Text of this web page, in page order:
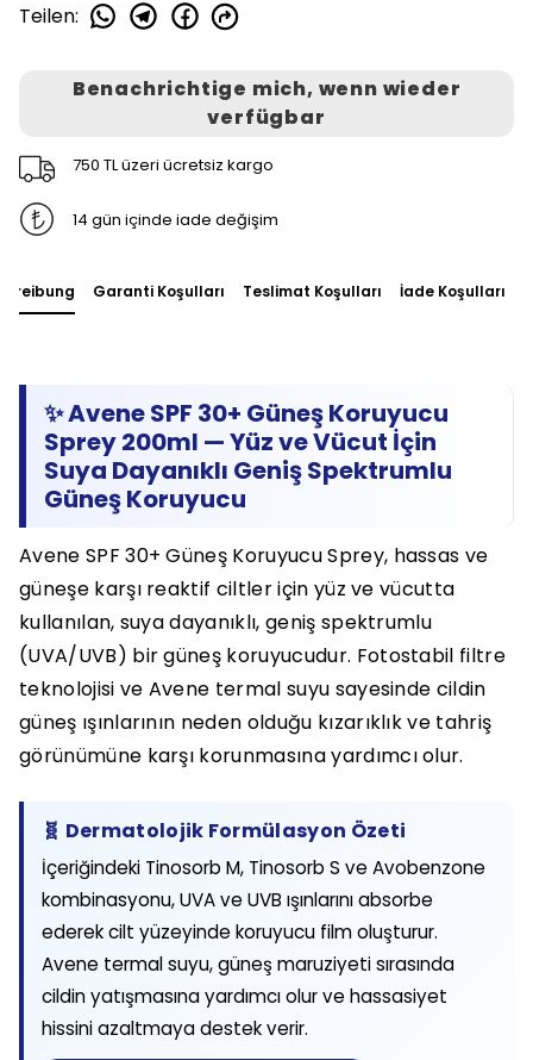
Teilen:
Benachrichtige mich, wenn wieder
verfügbar
750 TL üzeri ücretsiz kargo
14 gün içinde iade değişim
Garanti Koşulları Teslimat Koşulları İade Koşulları
✨ Avene SPF 30+ Güneş Koruyucu
Sprey 200ml — Yüz ve Vücut İçin
Suya Dayanıklı Geniş Spektrumlu
Güneş Koruyucu
Avene SPF 30+ Güneş Koruyucu Sprey, hassas ve
güneşe karşı reaktif ciltler için yüz ve vücutta
kullanılan, suya dayanıklı, geniş spektrumlu
(UVA/UVB) bir güneş koruyucudur. Fotostabil filtre
teknolojisi ve Avene termal suyu sayesinde cildin
güneş ışınlarının neden olduğu kızarıklık ve tahriş
görünümüne karşı korunmasına yardımcı olur.
🧬 Dermatolojik Formülasyon Özeti
İçeriğindeki Tinosorb M, Tinosorb S ve Avobenzone
kombinasyonu, UVA ve UVB ışınlarını absorbe
ederek cilt yüzeyinde koruyucu film oluşturur.
Avene termal suyu, güneş maruziyeti sırasında
cildin yatışmasına yardımcı olur ve hassasiyet
hissini azaltmaya destek verir.